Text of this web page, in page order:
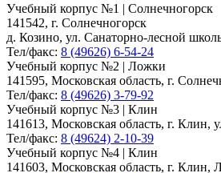
Учебный корпус №1 | Солнечногорск
141542, г. Солнечногорск
д. Козино, ул. Санаторно-лесной
Тел/факс: 8 (49626) 6-54-24
Учебный корпус №2 | Ложки
141595, Московская область, г.
Тел/факс: 8 (49626) 3-79-92
Учебный корпус №3 | Клин
141613, Московская область, г. Клин,
Тел/факс: 8 (49624) 2-10-39
Учебный корпус №4 | Клин
141603, Московская область, г. Клин,